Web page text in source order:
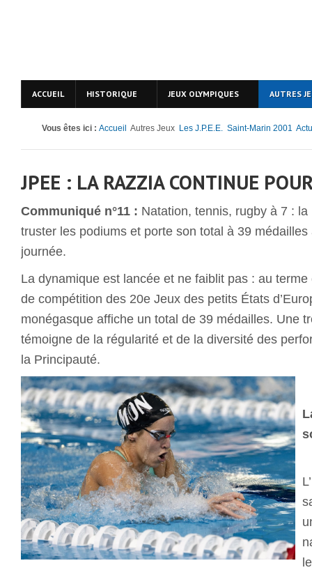
ACCUEIL HISTORIQUE JEUX OLYMPIQUES AUTRES
Vous êtes ici : Accueil Autres Jeux Les J.P.E.E. Saint-Marin 2001
JPEE : LA RAZZIA CONTINUE
Communiqué n°11 : Natation, tennis, rugby à 7 :
truster les podiums et porte son total à 39
journée.
La dynamique est lancée et ne faiblit pas : au
de compétition des 20e Jeux des petits États
monégasque affiche un total de 39 médailles. Une
témoigne de la régularité et de la diversité des
la Principauté.